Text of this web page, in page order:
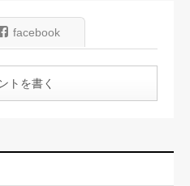
facebook
トを書く